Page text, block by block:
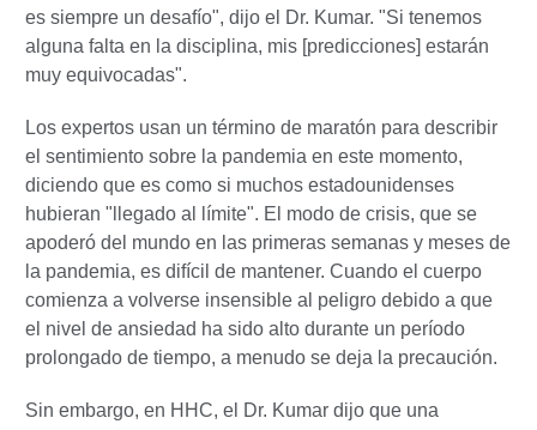
es siempre un desafío", dijo el Dr. Kumar. "Si tenemos
alguna falta en la disciplina, mis [predicciones] estarán
muy equivocadas".
Los expertos usan un término de maratón para describir
el sentimiento sobre la pandemia en este momento,
diciendo que es como si muchos estadounidenses
hubieran "llegado al límite". El modo de crisis, que se
apoderó del mundo en las primeras semanas y meses de
la pandemia, es difícil de mantener. Cuando el cuerpo
comienza a volverse insensible al peligro debido a que
el nivel de ansiedad ha sido alto durante un período
prolongado de tiempo, a menudo se deja la precaución.
Sin embargo, en HHC, el Dr. Kumar dijo que una